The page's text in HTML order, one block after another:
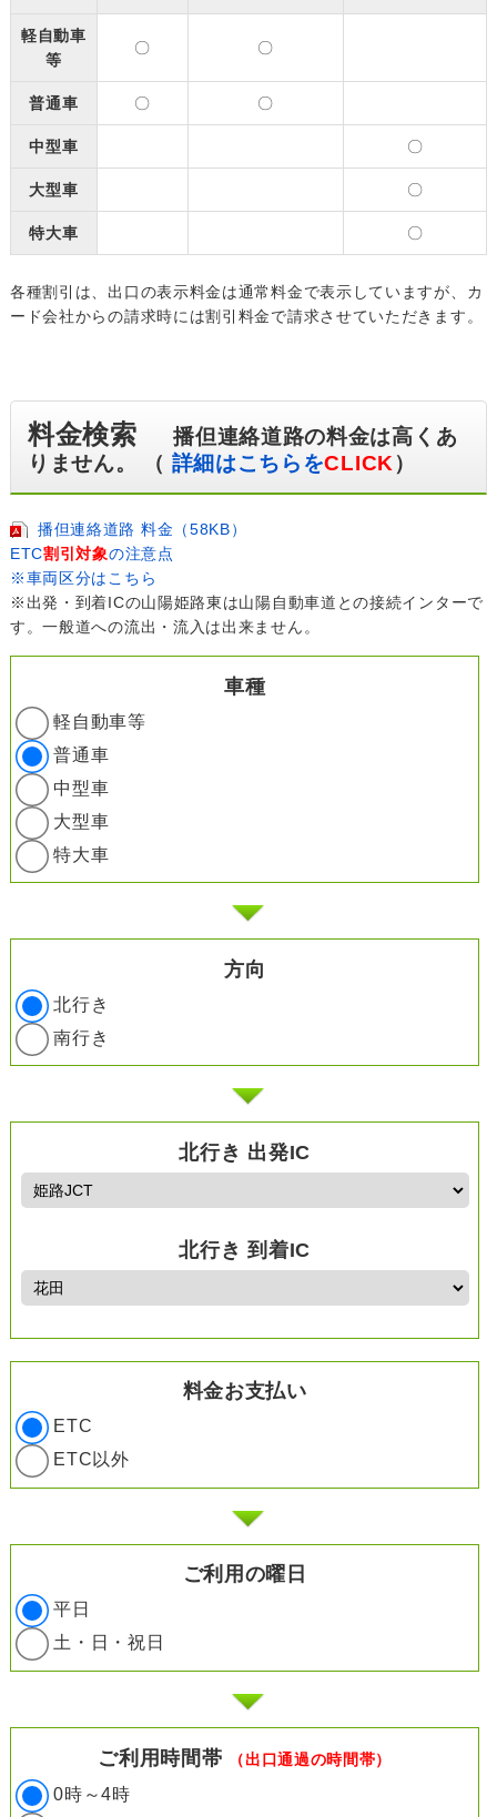
軽自動車
等
〇 〇
普通車 〇 〇
中型車 〇
大型車 〇
特大車 〇
各種割引は、出口の表示料金は通常料金で表示していますが、カ
ード会社からの請求時には割引料金で請求させていただきます。
料金検索播但連絡道路の料金は高くあ
りません。 （ 詳細はこちらをCLICK ）
播但連絡道路 料金（58KB）
ETC割引対象の注意点
※車両区分はこちら
※出発・到着ICの山陽姫路東は山陽自動車道との接続インターで
す。一般道への流出・流入は出来ません。
車種
軽自動車等
普通車
中型車
大型車
特大車
方向
北行き
南行き
北行き 出発IC
北行き 到着IC
料金お支払い
ETC
ETC以外
ご利用の曜日
平日
土・日・祝日
ご利用時間帯 （出口通過の時間帯）
0時～4時